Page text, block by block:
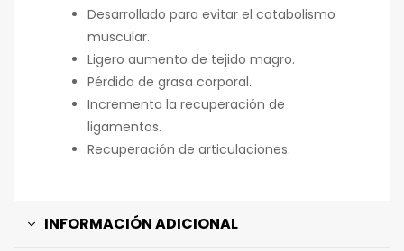
Desarrollado para evitar el catabolismo
muscular.
Ligero aumento de tejido magro.
Pérdida de grasa corporal.
Incrementa la recuperación de
ligamentos.
Recuperación de articulaciones.
INFORMACIÓN ADICIONAL